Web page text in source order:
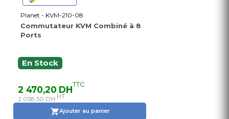
Planet - KVM-210-08
Commutateur KVM Combiné à 8
Ports
En Stock
2 470,20 DHTTC
2 058,50 DH HT
Ajouter au panier